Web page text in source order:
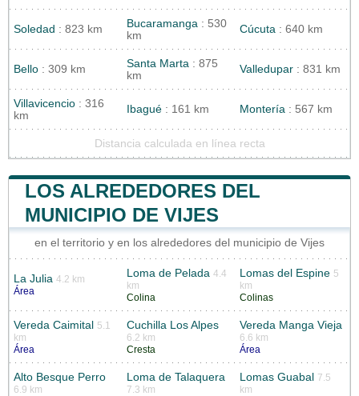
Soledad : 823 km Bucaramanga : 530
km
Cúcuta : 640 km
Bello : 309 km Santa Marta : 875
km
Valledupar : 831 km
Villavicencio : 316
km
Ibagué : 161 km Montería : 567 km
Distancia calculada en línea recta
LOS ALREDEDORES DEL
MUNICIPIO DE VIJES
en el territorio y en los alrededores del municipio de Vijes
La Julia 4.2 km
Área
Loma de Pelada 4.4
km
Colina
Lomas del Espine 5
km
Colinas
Vereda Caimital
5.1
km
Área
Cuchilla Los Alpes
6.2 km
Cresta
Vereda Manga Vieja
6.6 km
Área
Alto Besque Perro
6.9 km
Loma de Talaquera
7.3 km
Lomas Guabal
7.5
km